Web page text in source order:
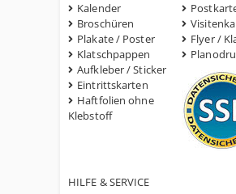
Kalender
Broschüren
Plakate / Poster
Klatschpappen
Aufkleber / Sticker
Eintrittskarten
Haftfolien ohne
Klebstoff
Flyer /
HILFE & SERVICE